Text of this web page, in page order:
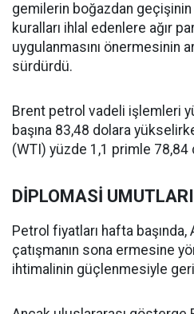
gemilerin boğazdan geçişinin
kuralları ihlal edenlere ağır
uygulanmasını önermesinin
sürdürdü.
Brent petrol vadeli işlemleri
başına 83,48 dolara
(WTI) yüzde 1,1 primle
DİPLOMASİ
Petrol fiyatları hafta başında,
çatışmanın sona ermesine
ihtimalinin güçlenmesiyle